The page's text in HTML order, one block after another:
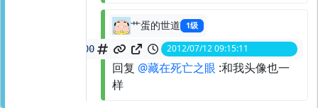
艹蛋的世道 1级
21792434800 2012/07/12 09:15:11
回复 @藏在死亡之眼 :和我头像也一
样